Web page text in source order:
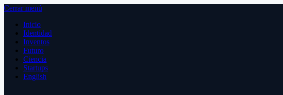
Cerrar menú
Inicio
Identidad
Inventos
Futuro
Ciencia
Startups
English